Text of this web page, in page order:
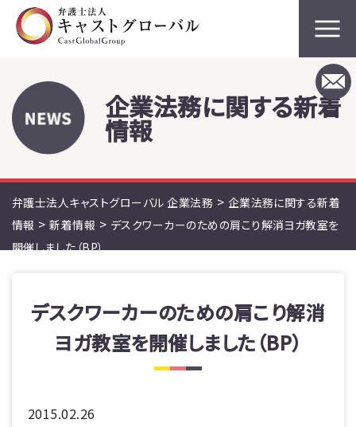
企業法務に関する新着
情報
弁護士法人キャストグローバル 企業法務 > 企業法務に関する新着
情報 >新着情報 > デスクワーカーのための肩こり解消ヨガ教室を
開催しました（BP）
デスクワーカーのための肩こり解消
ヨガ教室を開催しました（BP）
2015.02.26